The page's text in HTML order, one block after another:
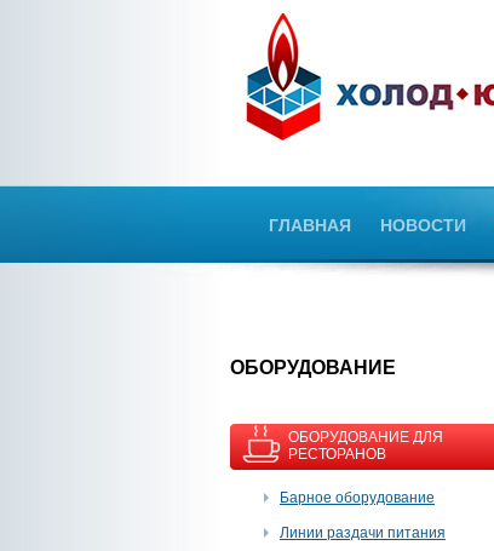
ГЛАВНАЯ НОВОСТИ
OБОРУДОВАНИЕ
ОБОРУДОВАНИЕ ДЛЯ
РЕСТОРАНОВ
Барное оборудование
Линии раздачи питания